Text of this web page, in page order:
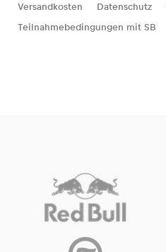
Seiten
Versandkosten Datenschutz
Teilnahmebedingungen mit SB